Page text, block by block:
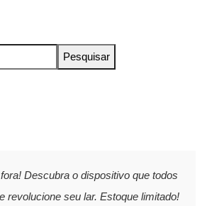
Pesquisar
Descubra o dispositivo que todos
revolucione seu lar. Estoque limitado!